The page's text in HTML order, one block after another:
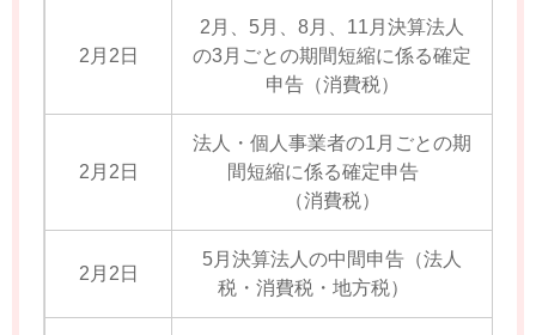
2月2日
2月、5月、8月、11月決算法人
の3月ごとの期間短縮に係る確定
申告（消費税）
2月2日
法人・個人事業者の1月ごとの期
間短縮に係る確定申告
（消費税）
2月2日
5月決算法人の中間申告（法人
税・消費税・地方税）